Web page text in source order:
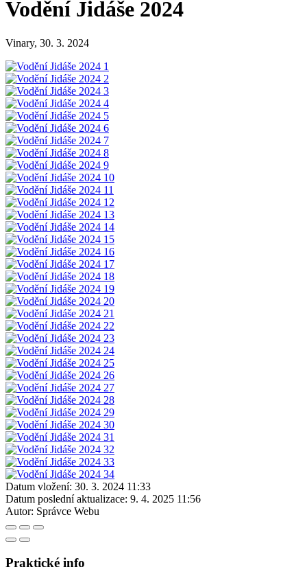
Vodění Jidáše 2024
Vinary, 30. 3. 2024
Datum vložení: 30. 3. 2024 11:33
Datum poslední aktualizace: 9. 4. 2025 11:56
Autor: Správce Webu
Praktické info